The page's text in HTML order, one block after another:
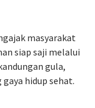
masyarakat
siap saji melalui
gula,
hidup sehat.